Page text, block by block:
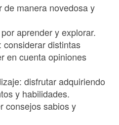
de manera novedosa y
aprender y explorar.
distintas
en cuenta opiniones
disfrutar adquiriendo
y habilidades.
consejos sabios y